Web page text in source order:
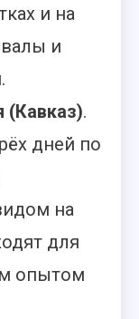
и на
и
(Кавказ).
дней по
на
для
опытом